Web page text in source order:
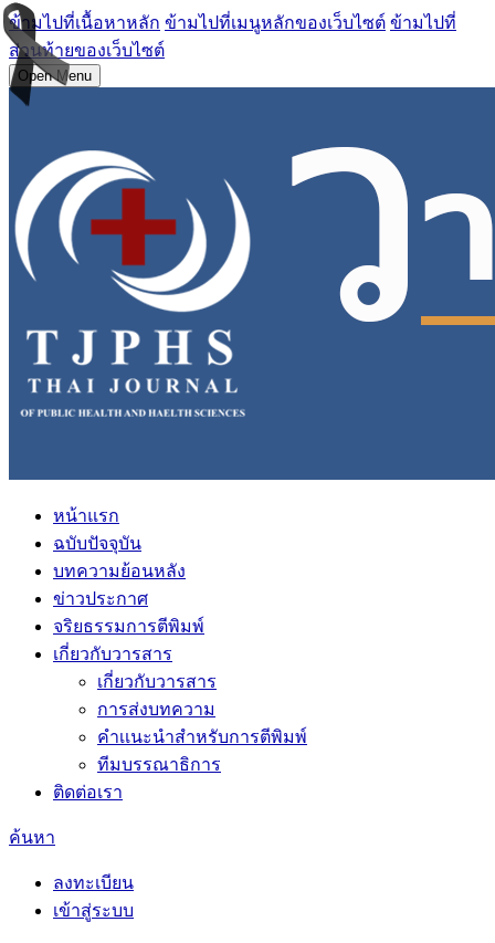
ข้ามไปที่เนื้อหาหลัก ข้ามไปที่เมนูหลักของเว็บไซต์ ข้ามไปที่
ส่วนท้ายของเว็บไซต์
Open Menu
หน้าแรก
ฉบับปัจจุบัน
บทความย้อนหลัง
ข่าวประกาศ
จริยธรรมการตีพิมพ์
เกี่ยวกับวารสาร
เกี่ยวกับวารสาร
การส่งบทความ
คำเเนะนำสำหรับการตีพิมพ์
ทีมบรรณาธิการ
ติดต่อเรา
ค้นหา
ลงทะเบียน
เข้าสู่ระบบ